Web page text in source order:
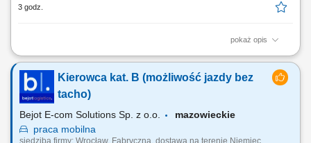
3 godz.
pokaż opis
OPIS STANOWISKA: malowanie natryskowe pistoletem; poprawki
przed malowaniem – czyszczenie, szpachlowanie, oklejanie;
wykonywanie napraw powłok lakierniczych. WYMAGANIA:
doświadczenie zawodowe – mile widziane; znajomość lub...
Kierowca kat. B (możliwość jazdy bez
tacho)
Bejot E-com Solutions Sp. z o.o.
mazowieckie
praca mobilna
siedziba firmy: Wrocław, Fabryczna, dostawa na terenie Niemiec